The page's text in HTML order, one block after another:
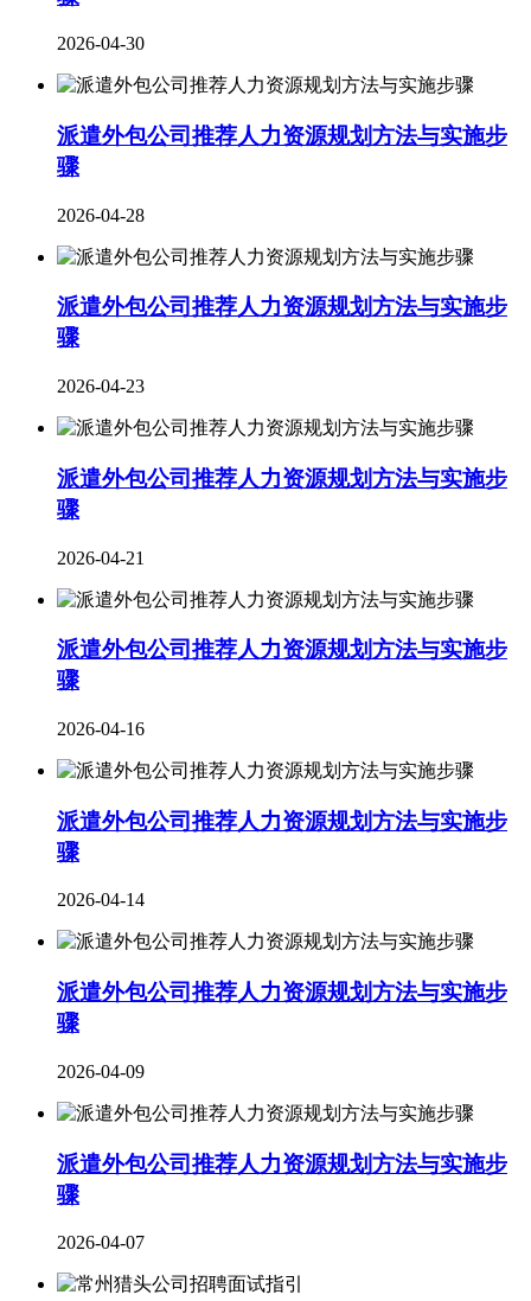
2026-04-30
派遣外包公司推荐人力资源规划方法与实施步
骤
2026-04-28
派遣外包公司推荐人力资源规划方法与实施步
骤
2026-04-23
派遣外包公司推荐人力资源规划方法与实施步
骤
2026-04-21
派遣外包公司推荐人力资源规划方法与实施步
骤
2026-04-16
派遣外包公司推荐人力资源规划方法与实施步
骤
2026-04-14
派遣外包公司推荐人力资源规划方法与实施步
骤
2026-04-09
派遣外包公司推荐人力资源规划方法与实施步
骤
2026-04-07